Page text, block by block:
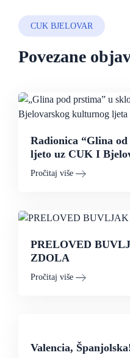
CUK BJELOVAR
Povezane
Radionica “Glina
ljeto uz CUK I
Pročitaj više
PRELOVED
ZDOLA
Pročitaj više
Valencia,